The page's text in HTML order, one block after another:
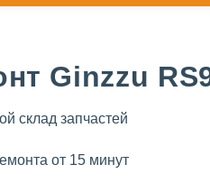
Ginzzu
склад запчастей
от 15 минут